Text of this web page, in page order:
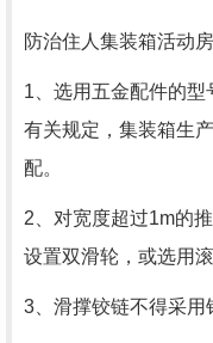
防治住人集装箱活动
1、选用五金配件的
有关规定，集装箱生
配。
2、对宽度超过1m的
设置双滑轮，或选用滚
3、滑撑铰链不得采用